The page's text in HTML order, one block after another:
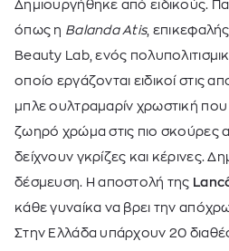
Δημιουργήθηκε από ειδικούς.
όπως η Balanda Atis,
Beauty Lab, ενός
οποίο εργάζονται ειδικοί στις
μπλε ουλτραμαρίν χρωστική που
ζωηρό χρώμα στις πιο σκούρες
δείχνουν γκρίζες και κέρινες.
δέσμευση. Η αποστολή της
κάθε γυναίκα να βρει την
Στην Ελλάδα υπάρχουν 20